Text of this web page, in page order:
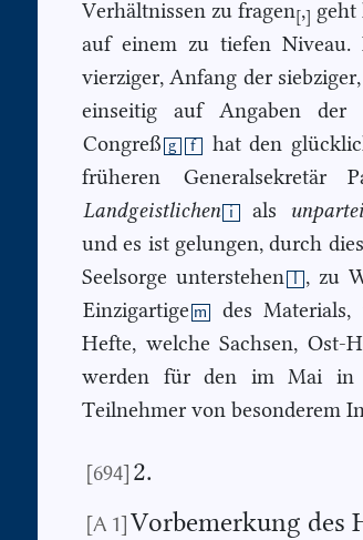
Verhältnissen zu fragen[,] geht
auf einem zu tiefen Niveau.
vierziger, Anfang der
einseitig auf Angaben der
Congreß g f
hat den
früheren Generalsekretär
Landgeistlichen i als
und es ist gelungen, durch
Seelsorge unterstehen l , zu
Einzigartige m des
Hefte, welche Sachsen, Ost-
werden für den im Mai in
Teilnehmer von besonderem
[694] 2.
[A 1]Vorbemerkung des